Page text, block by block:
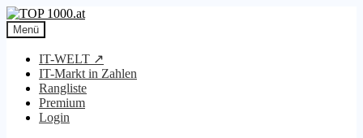
Zur
Navigation
springen
Zum
Inhalt
springen
Menü
IT-WELT ↗
IT-Markt in Zahlen
Rangliste
Premium
Login